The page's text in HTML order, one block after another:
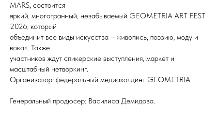
MARS, состоится
яркий, многогранный, незабываемый GEOMETRIA ART FEST
2026, который
объединит все виды искусства – живопись, поэзию, моду и
вокал. Также
участников ждут спикерские выступления, маркет и
масштабный нетворкинг.
Организатор: федеральный медиахолдинг GEOMETRIA
Генеральный продюсер: Василиса Демидова.